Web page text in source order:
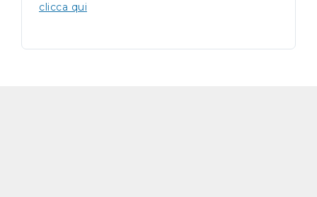
clicca qui